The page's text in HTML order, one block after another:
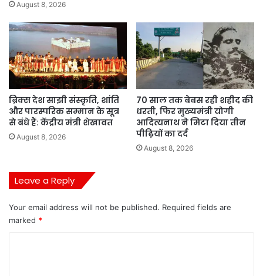
August 8, 2026
ब्रिक्स देश साझी संस्कृति, शांति
और पारस्परिक सम्मान के सूत्र
से बंधे हैं: केंद्रीय मंत्री शेखावत
August 8, 2026
70 साल तक बेबस रही शहीद की
धरती, फिर मुख्यमंत्री योगी
आदित्यनाथ ने मिटा दिया तीन
पीढ़ियों का दर्द
August 8, 2026
Leave a Reply
Your email address will not be published. Required fields are
marked *